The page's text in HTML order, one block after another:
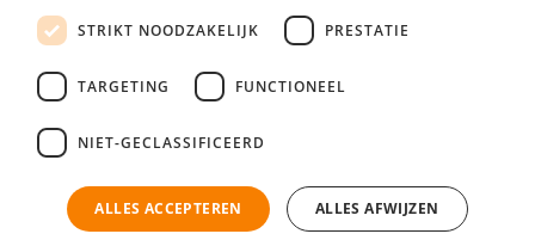
Social
Vacatures Overheid is onderdeel van YoungCapital • © 2026 • KvK nr:
Mogen wij cookies plaatsen? Check hier ons
STRIKT NOODZAKELIJK PRESTATIE
TARGETING FUNCTIONEEL
NIET-GECLASSIFICEERD
ALLES ACCEPTEREN ALLES AFWIJZEN